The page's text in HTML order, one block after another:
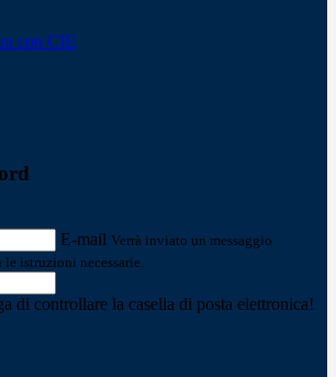
con CIE
E-mail Verrà inviato un messaggio
istruzioni necessarie.
di controllare la casella di posta elettronica!